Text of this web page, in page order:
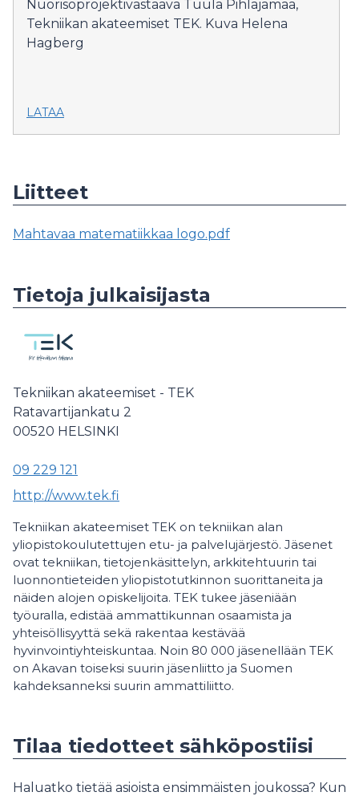
Nuorisoprojektivastaava Tuula Pihlajamaa,
Tekniikan akateemiset TEK. Kuva Helena
Hagberg
LATAA
Liitteet
Mahtavaa matematiikkaa logo.pdf
Tietoja julkaisijasta
Tekniikan akateemiset - TEK
Ratavartijankatu 2
00520 HELSINKI
09 229 121
http://www.tek.fi
Tekniikan akateemiset TEK on tekniikan alan
yliopistokoulutettujen etu- ja palvelujärjestö. Jäsenet
ovat tekniikan, tietojenkäsittelyn, arkkitehtuurin tai
luonnontieteiden yliopistotutkinnon suorittaneita ja
näiden alojen opiskelijoita. TEK tukee jäseniään
työuralla, edistää ammattikunnan osaamista ja
yhteisöllisyyttä sekä rakentaa kestävää
hyvinvointiyhteiskuntaa. Noin 80 000 jäsenellään TEK
on Akavan toiseksi suurin jäsenliitto ja Suomen
kahdeksanneksi suurin ammattiliitto.
Tilaa tiedotteet sähköpostiisi
Haluatko tietää asioista ensimmäisten joukossa? Kun